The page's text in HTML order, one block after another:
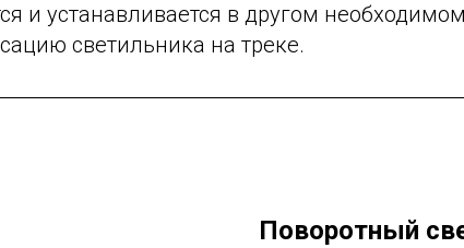
и устанавливается в другом
светильника на треке.
Поворотный